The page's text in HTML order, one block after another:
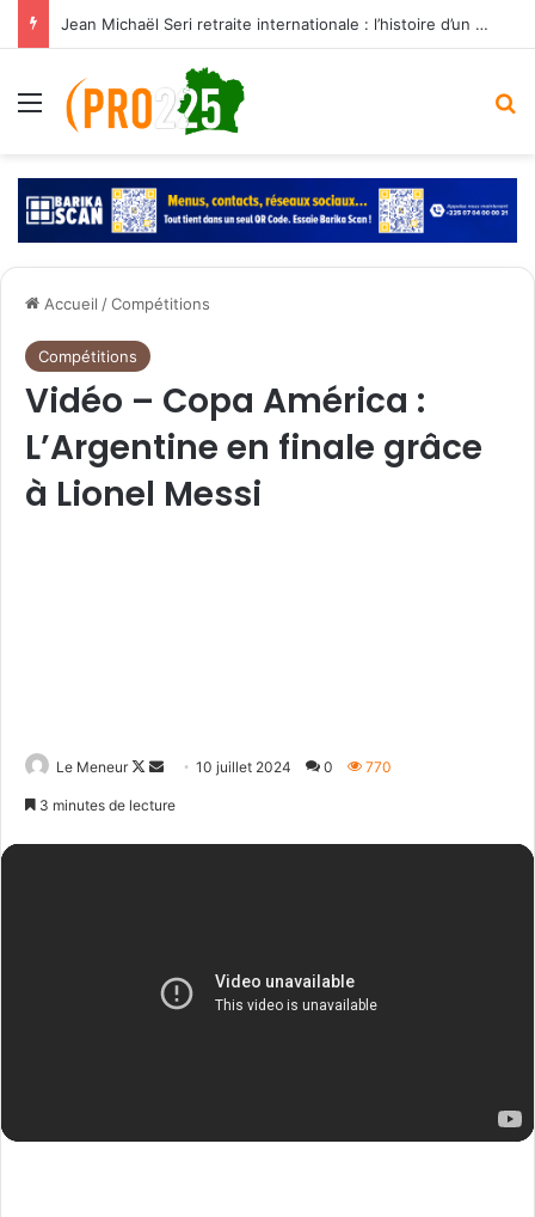
Jean Michaël Seri retraite internationale : l’histoire d’un maestro qui a marqué les Éléphants
Menu
Accueil /Compétitions
Compétitions
Vidéo – Copa América :
L’Argentine en finale grâce
à Lionel Messi
Le Meneur
Follow
Envoyer10 juillet 2024 0 770
3 minutes de lecture